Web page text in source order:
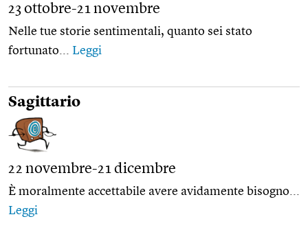
23 ottobre-21 novembre
Nelle tue storie sentimentali, quanto sei stato
fortunato... Leggi
Sagittario
22 novembre-21 dicembre
È moralmente accettabile avere avidamente bisogno...
Leggi